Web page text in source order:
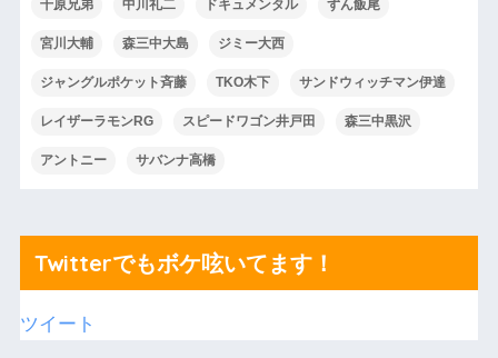
千原兄弟 中川礼二 ドキュメンタル ずん飯尾
宮川大輔 森三中大島 ジミー大西
ジャングルポケット斉藤 TKO木下 サンドウィッチマン伊達
レイザーラモンRG スピードワゴン井戸田 森三中黒沢
アントニー サバンナ高橋
Twitterでもボケ呟いてます！
ツイート